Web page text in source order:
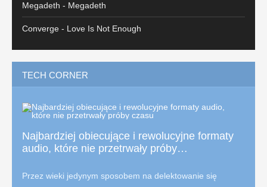
Megadeth - Megadeth
Converge - Love Is Not Enough
TECH CORNER
Najbardziej obiecujące i rewolucyjne formaty
audio, które nie przetrwały próby…
Przez wieki jedynym sposobem na delektowanie się